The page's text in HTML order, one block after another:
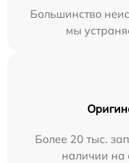
Большинство
мы
Более 20 тыс.
наличии на